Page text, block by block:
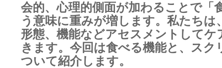
会的、心理的側面が加わることで「
う意味に重みが増します。私たちは
形態、機能などアセスメントしてケ
きます。今回は食べる機能と、スク
ついて紹介します。